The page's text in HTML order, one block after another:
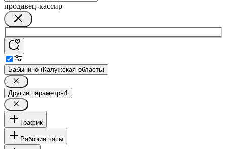
продавец-кассир
Бабынино (Калужская область)
Другие параметры1
График
Рабочие часы